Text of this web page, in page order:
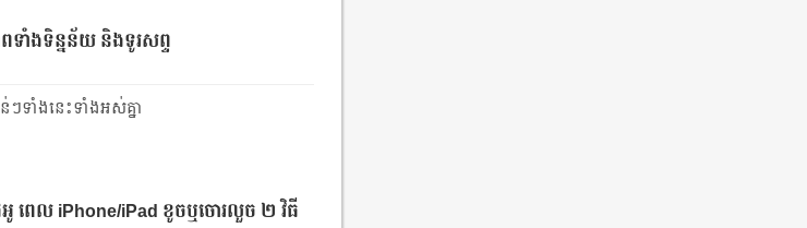
ពទាំងទិន្នន័យ និងទូរសព្ទ
ៗទាំងនេះទាំងអស់គ្នា
អូ ពេល iPhone/iPad ខូចឬចោរលួច ២ វិធី